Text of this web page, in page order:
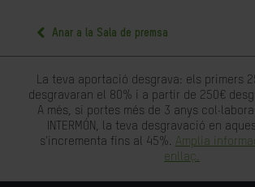
Anar a la Sala de premsa
La teva aportació desgrava: els primers
desgravaran el 80% i a partir de 250€
A més, si portes més de 3 anys
INTERMÓN, la teva desgravació en
s'incrementa fins al 45%. Amplia
enllaç.